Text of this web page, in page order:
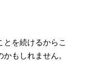
とを続けるからこ
もしれません。